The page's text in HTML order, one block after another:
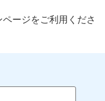
ージをご利用くださ